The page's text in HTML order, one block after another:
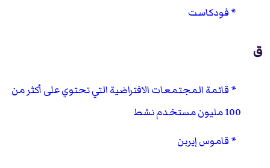
فودكاست
ق
قائمة المجتمعات الافتراضية التي تحتوي على أكثر من
100 مليون مستخدم نشط
قاموس إيربن